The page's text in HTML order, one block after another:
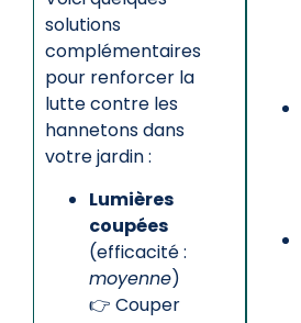
solutions
complémentaires
pour renforcer la
lutte contre les
hannetons dans
votre jardin :
Lumières
coupées
(efficacité :
moyenne)
👉 Couper